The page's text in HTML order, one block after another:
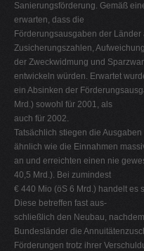
Sanierungsförderung. Gemäß
erwarten, dass die
Förderungsausgaben der
Zusicherungszahlen, Aufweichung
der Zweckwidmung und
entwickeln würden. Erwartet
ein Absinken der
Mrd.) sowohl für 2001, als
auch für 2002.
Tatsächlich stiegen die
ähnlich wie die Einnahmen
an und erreichten einen nie
40,5 Mrd.). Bei zumindest
€ 440 Mio (öS 6 Mrd.) handelt es
Diese betreffen fast aus-
schließlich den Neubau,
Bundesländer die
Förderungen trotz ihrer